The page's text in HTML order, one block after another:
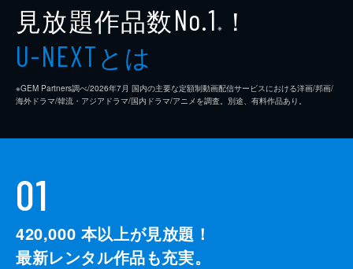
見放題作品数No.1 ※ ！
U-NEXTとは
※GEM Partners調べ/2026年7⽉ 国内の主要な定額制動画配信サービスにおける洋画/邦画/
海外ドラマ/韓流・アジアドラマ/国内ドラマ/アニメを調査。別途、有料作品あり。
01
420,000 本以上が見放題！
最新レンタル作品も充実。